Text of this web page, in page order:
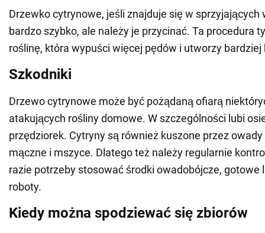
Drzewko cytrynowe, jeśli znajduje się w sprzyjających
bardzo szybko, ale należy je przycinać. Ta procedura
roślinę, która wypuści więcej pędów i utworzy bardziej
Szkodniki
Drzewo cytrynowe może być pożądaną ofiarą
atakujących rośliny domowe. W szczególności lubi
przędziorek. Cytryny są również kuszone przez owady
mączne i mszyce. Dlatego też należy regularnie
razie potrzeby stosować środki owadobójcze, gotowe
roboty.
Kiedy można spodziewać się zbiorów